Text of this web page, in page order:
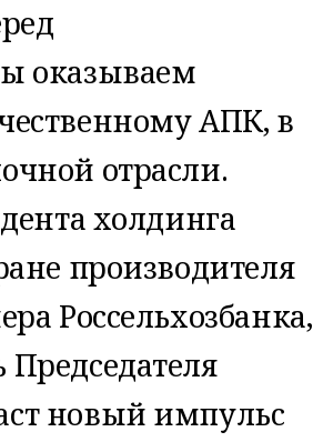
оказываем
АПК, в
отрасли.
холдинга
производителя
Россельхозбанка,
новый импульс